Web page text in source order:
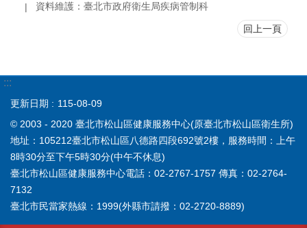
資料維護：臺北市政府衛生局疾病管制科
回上一頁
:::
更新日期
115-08-09
© 2003 - 2020 臺北市松山區健康服務中心(原臺北市松山區衛生所)
地址：105212臺北市松山區八德路四段692號2樓，服務時間：上午
8時30分至下午5時30分(中午不休息)
臺北市松山區健康服務中心電話：02-2767-1757 傳真：02-2764-
7132
臺北市民當家熱線：1999(外縣市請撥：02-2720-8889)